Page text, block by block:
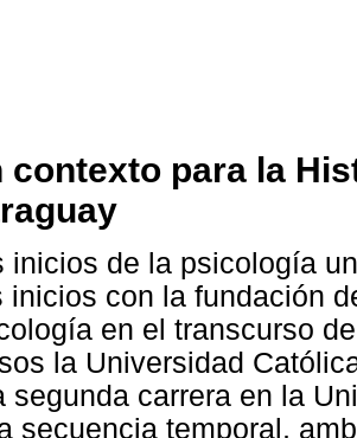
contexto para la
inicios de la psicología
inicios con la fundación
en el transcurso
la Universidad
segunda carrera en la
secuencia temporal,